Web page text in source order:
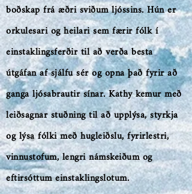
boðskap frá æðri sviðum ljóssins. Hún er
orkulesari og heilari sem færir fólk í
einstaklingsferðir til að verða besta
útgáfan af sjálfu sér og opna það fyrir að
ganga ljósabrautir sínar. Kathy kemur með
leiðsagnar stuðning til að upplýsa, styrkja
og lýsa fólki með hugleiðslu, fyrirlestri,
vinnustofum, lengri námskeiðum og
eftirsóttum einstaklingslotum.